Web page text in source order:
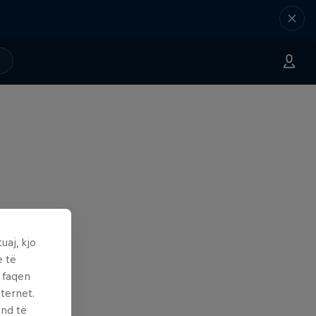
kjo
të
të